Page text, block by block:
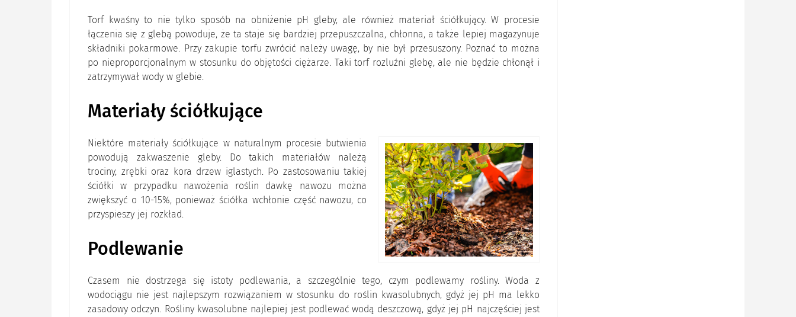
Torf kwaśny to nie tylko sposób na obniżenie pH gleby, ale również materiał ściółkujący. W procesie
łączenia się z glebą powoduje, że ta staje się bardziej przepuszczalna, chłonna, a także lepiej magazynuje
składniki pokarmowe. Przy zakupie torfu zwrócić należy uwagę, by nie był przesuszony. Poznać to można
po nieproporcjonalnym w stosunku do objętości ciężarze. Taki torf rozluźni glebę, ale nie będzie chłonął i
zatrzymywał wody w glebie.
Materiały ściółkujące
Niektóre materiały ściółkujące w naturalnym procesie butwienia
powodują zakwaszenie gleby. Do takich materiałów należą
trociny, zrębki oraz kora drzew iglastych. Po zastosowaniu takiej
ściółki w przypadku nawożenia roślin dawkę nawozu można
zwiększyć o 10-15%, ponieważ ściółka wchłonie część nawozu, co
przyspieszy jej rozkład.
Podlewanie
Czasem nie dostrzega się istoty podlewania, a szczególnie tego, czym podlewamy rośliny. Woda z
wodociągu nie jest najlepszym rozwiązaniem w stosunku do roślin kwasolubnych, gdyż jej pH ma lekko
zasadowy odczyn. Rośliny kwasolubne najlepiej jest podlewać wodą deszczową, gdyż jej pH najczęściej jest